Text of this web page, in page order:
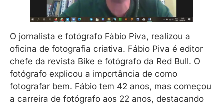
O jornalista e fotógrafo Fábio Piva, realizou a
oficina de fotografia criativa. Fábio Piva é editor
chefe da revista Bike e fotógrafo da Red Bull. O
fotógrafo explicou a importância de como
fotografar bem. Fábio tem 42 anos, mas começou
a carreira de fotógrafo aos 22 anos, destacando